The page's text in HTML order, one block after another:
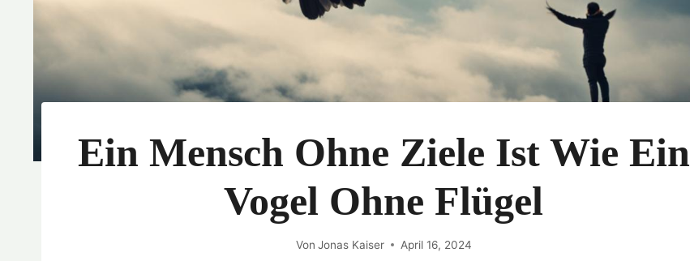
Ein Mensch Ohne Ziele Ist Wie Ein
Vogel Ohne Flügel
Von Jonas Kaiser April 16, 2024